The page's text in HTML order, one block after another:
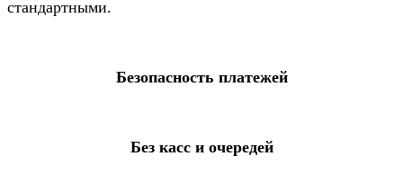
стандартными.
Безопасность платежей
Без касс и очередей